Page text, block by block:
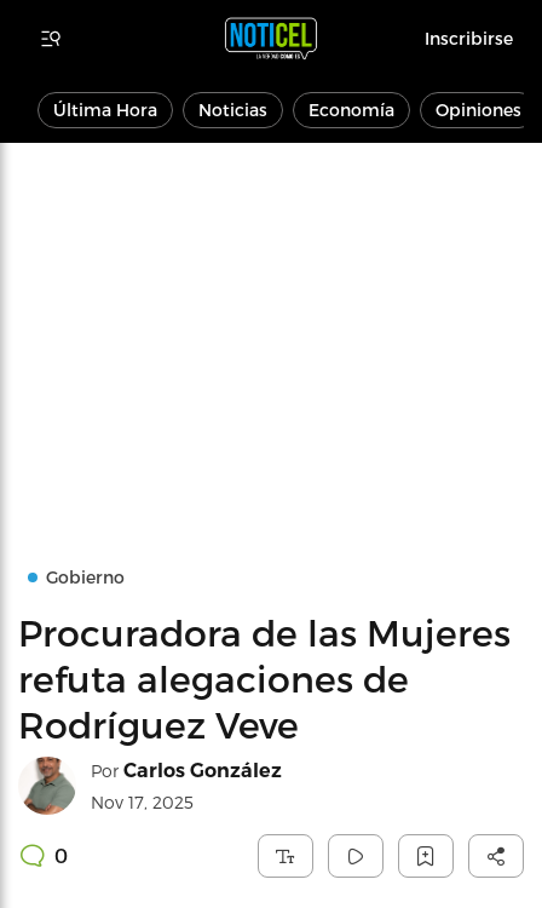
Inscribirse
Última Hora Noticias Economía Opiniones
Gobierno
Procuradora de las Mujeres
refuta alegaciones de
Rodríguez Veve
Por Carlos González
Nov 17, 2025
0